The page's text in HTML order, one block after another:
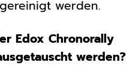
werden.
Edox Chronorally
werden?